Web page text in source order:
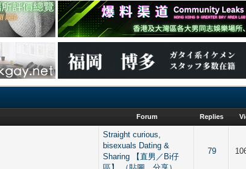
Forum Replies
Straight curious,
bisexuals Dating &
Sharing 【直男／Bi仔
79